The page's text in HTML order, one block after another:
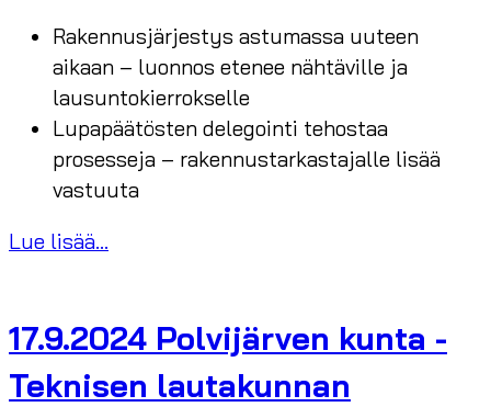
Rakennusjärjestys astumassa uuteen
aikaan – luonnos etenee nähtäville ja
lausuntokierrokselle
Lupapäätösten delegointi tehostaa
prosesseja – rakennustarkastajalle lisää
vastuuta
Lue lisää...
17.9.2024 Polvijärven kunta -
Teknisen lautakunnan